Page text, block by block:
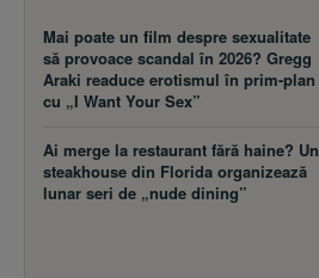
Mai poate un film despre sexualitate
să provoace scandal în 2026? Gregg
Araki readuce erotismul în prim-plan
cu „I Want Your Sex”
Ai merge la restaurant fără haine? Un
steakhouse din Florida organizează
lunar seri de „nude dining”